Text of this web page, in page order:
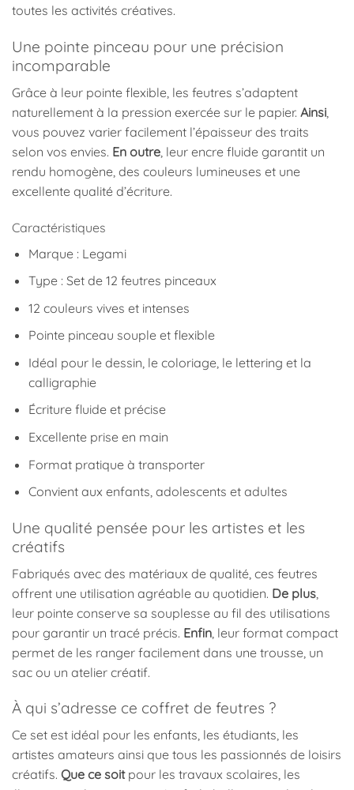
toutes les activités créatives.
Une pointe pinceau pour une précision
incomparable
Grâce à leur pointe flexible, les feutres s’adaptent
naturellement à la pression exercée sur le papier. Ainsi
vous pouvez varier facilement l’épaisseur des traits
selon vos envies. En outre , leur encre fluide garantit un
rendu homogène, des couleurs lumineuses et une
excellente qualité d’écriture.
Caractéristiques
Marque : Legami
Type : Set de 12 feutres pinceaux
12 couleurs vives et intenses
Pointe pinceau souple et flexible
Idéal pour le dessin, le coloriage, le lettering et la
calligraphie
Écriture fluide et précise
Excellente prise en main
Format pratique à transporter
Convient aux enfants, adolescents et adultes
Une qualité pensée pour les artistes et les
créatifs
Fabriqués avec des matériaux de qualité, ces feutres
offrent une utilisation agréable au quotidien. De plus
leur pointe conserve sa souplesse au fil des utilisations
pour garantir un tracé précis. Enfin , leur format compact
permet de les ranger facilement dans une trousse, un
sac ou un atelier créatif.
À qui s’adresse ce coffret de feutres ?
Ce set est idéal pour les enfants, les étudiants, les
artistes amateurs ainsi que tous les passionnés de loisirs
créatifs. Que ce soitpour les travaux scolaires, les